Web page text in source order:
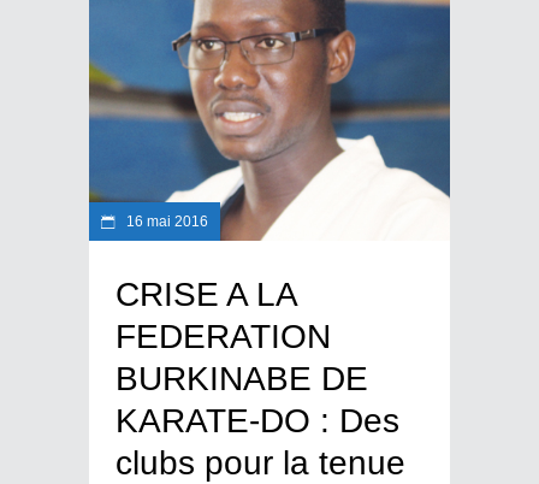
16 mai 2016
CRISE A LA
FEDERATION
BURKINABE DE
KARATE-DO : Des
clubs pour la tenue